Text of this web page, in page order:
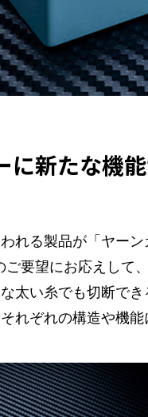
に新たな機
れる製品が「ヤーン
ご要望にお応えして
太い糸でも切断で
れぞれの構造や機能